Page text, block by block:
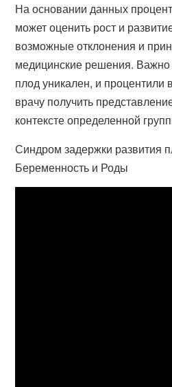
На основании данных
может оценить рост и
возможные отклонения и
медицинские решения. Важно
плод уникален, и
врачу получить
контексте определенной
Синдром задержки развития
Беременность и Роды